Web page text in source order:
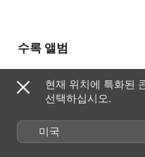
수록 앨범
Easley
현재 위치에 특화된
선택하십시오.
미국